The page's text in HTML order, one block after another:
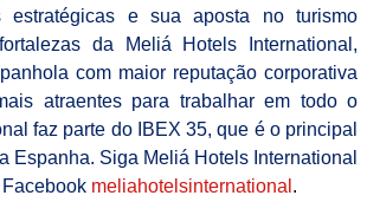
estratégicas e sua aposta no turismo
da Meliá Hotels International,
com maior reputação corporativa
atraentes para trabalhar em todo o
faz parte do IBEX 35, que é o principal
Espanha. Siga Meliá Hotels International
meliahotelsinternational .